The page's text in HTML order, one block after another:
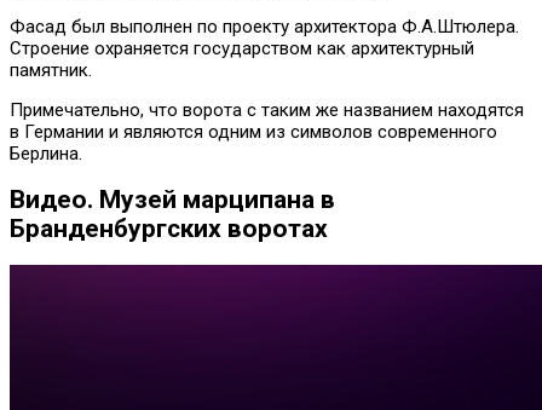
Фасад был выполнен по проекту архитектора Ф.А.Штюлера.
Строение охраняется государством как архитектурный
памятник.
Примечательно, что ворота с таким же названием находятся
в Германии и являются одним из символов современного
Берлина.
Видео. Музей марципана в
Бранденбургских воротах